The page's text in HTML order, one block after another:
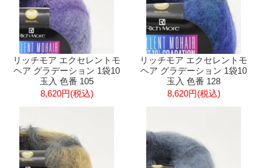
リッチモア エクセレントモ
ヘア グラデーション 1袋10
玉入 色番 105
8,620円(税込)
リッチモア エクセレントモ
ヘア グラデーション 1袋10
玉入 色番 128
8,620円(税込)